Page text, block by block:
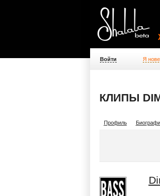
Войти Я
КЛИПЫ
Профиль